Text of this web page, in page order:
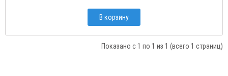
В корзину
Показано с 1 по 1 из 1 (всего 1 страниц)